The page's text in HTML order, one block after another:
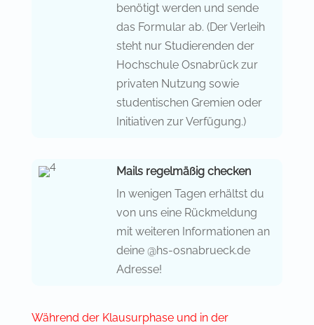
benötigt werden und sende
das Formular ab. (Der Verleih
steht nur Studierenden der
Hochschule Osnabrück zur
privaten Nutzung sowie
studentischen Gremien oder
Initiativen zur Verfügung.)
Mails regelmäßig checken
In wenigen Tagen erhältst du
von uns eine Rückmeldung
mit weiteren Informationen an
deine @hs-osnabrueck.de
Adresse!
Während der Klausurphase und in der